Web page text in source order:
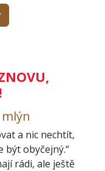
a nic nechtít,
být obyčejný.“
rádi, ale ještě